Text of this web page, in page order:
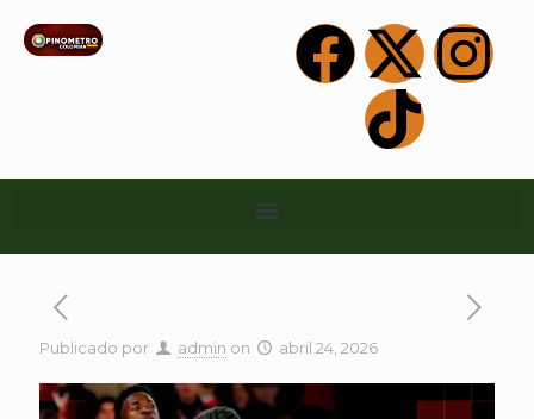
Publicado por admin on abril 24, 2026